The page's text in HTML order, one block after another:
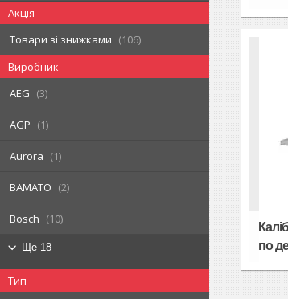
Акція
Товари зі знижками
106
Виробник
AEG
3
AGP 1
Aurora 1
BAMATO 2
Bosch 10
Ще 18
Тип
по